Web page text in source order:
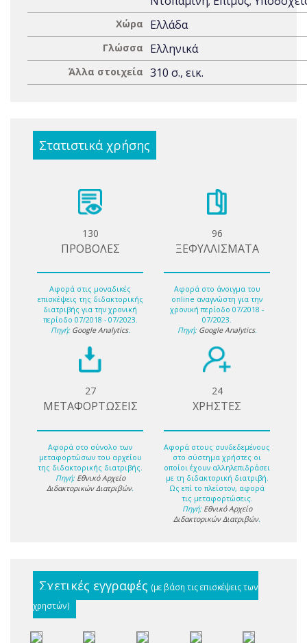
Χώρα Ελλάδα
Γλώσσα Ελληνικά
Άλλα στοιχεία 310 σ., εικ.
Στατιστικά χρήσης
130
ΠΡΟΒΟΛΕΣ
Αφορά στις μοναδικές
επισκέψεις της διδακτορικής
διατριβής για την χρονική
περίοδο 07/2018 - 07/2023.
Πηγή: Google Analytics.
96
ΞΕΦΥΛΛΙΣΜΑΤΑ
Αφορά στο άνοιγμα του
online αναγνώστη για την
χρονική περίοδο 07/2018 -
07/2023.
Πηγή: Google Analytics.
27
ΜΕΤΑΦΟΡΤΩΣΕΙΣ
Αφορά στο σύνολο των
μεταφορτώσων του αρχείου
της διδακτορικής διατριβής.
Πηγή: Εθνικό Αρχείο
Διδακτορικών Διατριβών.
24
ΧΡΗΣΤΕΣ
Αφορά στους συνδεδεμένους
στο σύστημα χρήστες οι
οποίοι έχουν αλληλεπιδράσει
με τη διδακτορική διατριβή.
Ως επί το πλείστον, αφορά
τις μεταφορτώσεις.
Πηγή: Εθνικό Αρχείο
Διδακτορικών Διατριβών.
Σχετικές εγγραφές (με βάση τις επισκέψεις των
χρηστών)